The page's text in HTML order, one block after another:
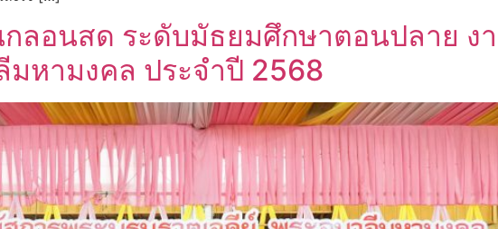
ลอนสด ระดับมัธยมศึกษาตอนปลาย ง
มหามงคล ประจำปี 2568